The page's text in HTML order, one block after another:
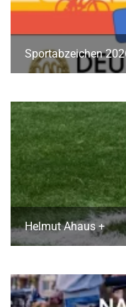
Sportabzeichen
Helmut Ahaus +